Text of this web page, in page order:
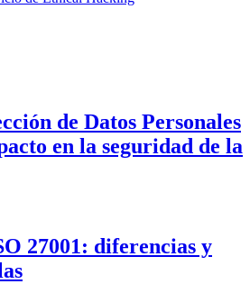
de Datos Personales
en la seguridad de la
27001: diferencias y